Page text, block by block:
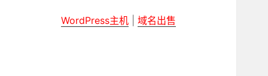
WordPress主机| 域名出售